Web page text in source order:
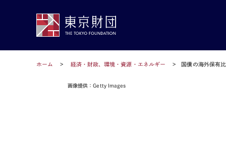
ホーム 経済・財政、環境・資源・エネルギー 国債の海外保有
画像提供：Getty Images